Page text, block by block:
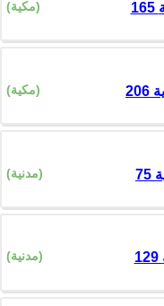
(مكية)
(مكية) 206 آية
(مدنية)
(مدنية)